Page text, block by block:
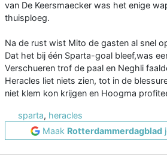
van De Keersmaecker was het enige
thuisploeg.
Na de rust wist Mito de gasten al snel
Dat het bij één Sparta-goal bleef,was
Verschueren trof de paal en Neghli
Heracles liet niets zien, tot in de
niet klem kon krijgen en Hoogma
sparta, heracles
Maak Rotterdammerdagblad